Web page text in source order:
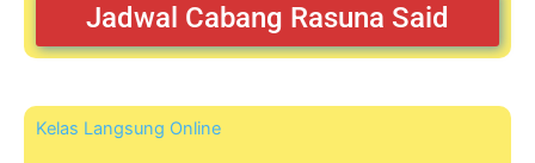
Jadwal Cabang Rasuna Said
Kelas Langsung Online